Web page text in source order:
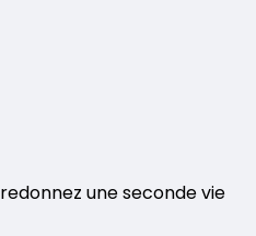
une seconde vie